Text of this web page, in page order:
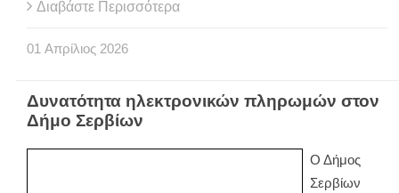
Διαβάστε Περισσότερα
01 Απρίλιος 2026
Δυνατότητα ηλεκτρονικών πληρωμών στον
Δήμο Σερβίων
Ο Δήμος
Σερβίων